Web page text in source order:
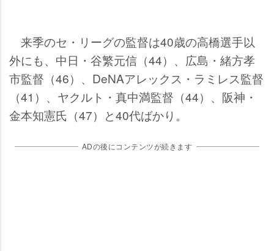
来季のセ・リーグの監督は40歳の高橋選手以
外にも、中日・谷繁元信（44）、広島・緒方孝
市監督（46）、DeNAアレックス・ラミレス監督
（41）、ヤクルト・真中満監督（44）、阪神・
金本知憲氏（47）と40代ばかり。
ADの後にコンテンツが続きます